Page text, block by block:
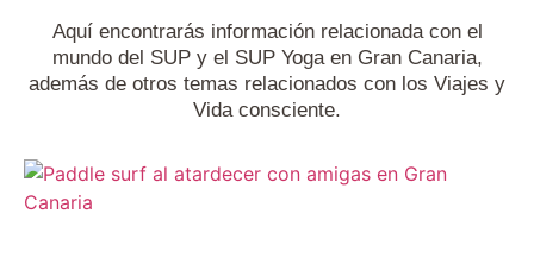
Aquí encontrarás información relacionada con el
mundo del SUP y el SUP Yoga en Gran Canaria,
además de otros temas relacionados con los Viajes y
Vida consciente.